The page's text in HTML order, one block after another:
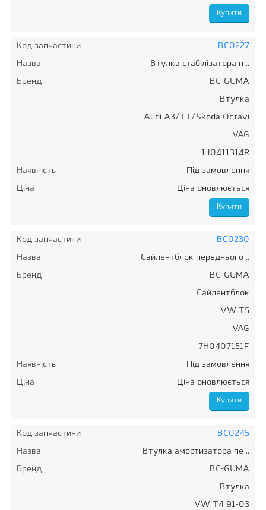
Код запчастини
BC0227
Назва
Втулка стабілізатора п ..
Бренд
BC-GUMA
Втулка
Audi A3/TT/Skoda Octavi
VAG
1J0411314R
Наявність
Під замовлення
Ціна
Ціна оновлюється
Код запчастини
BC0230
Назва
Сайлентблок переднього ..
Бренд
BC-GUMA
Сайлентблок
VW T5
VAG
7H0407151F
Наявність
Під замовлення
Ціна
Ціна оновлюється
Код запчастини
BC0245
Назва
Втулка амортизатора пе ..
Бренд
BC-GUMA
Втулка
VW T4 91-03